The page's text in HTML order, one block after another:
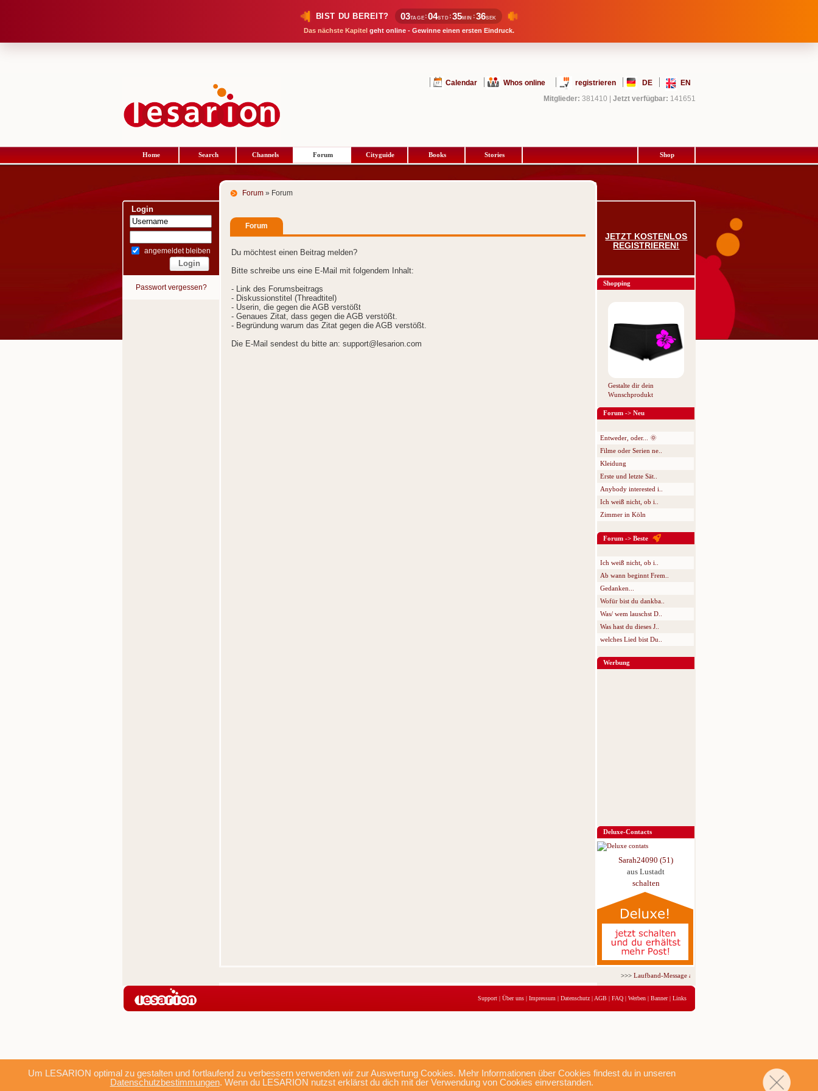
BIST DU BEREIT? 03TAGE :04STD :35MIN :36SEK
Das nächste Kapitel geht online - Gewinne einen ersten Eindruck.
Um LESARION optimal zu gestalten und fortlaufend zu verbessern verwenden wir zur Auswertung Cookies. Mehr Informationen über Cookies findest du in unseren
Datenschutzbestimmungen. Wenn du LESARION nutzst erklärst du dich mit der Verwendung von Cookies einverstanden.
Calendar Whos online registrieren DE
EN
Mitglieder: 381410 Jetzt verfügbar: 141651
Home Search Channels Forum Cityguide Books Stories Shop
Login
angemeldet bleiben
Passwort vergessen?
Forum » Forum
Forum
Du möchtest einen Beitrag melden?
Bitte schreibe uns eine E-Mail mit folgendem Inhalt:
- Link des Forumsbeitrags
- Diskussionstitel (Threadtitel)
- Userin, die gegen die AGB verstößt
- Genaues Zitat, dass gegen die AGB verstößt.
- Begründung warum das Zitat gegen die AGB verstößt.
Die E-Mail sendest du bitte an: support@lesarion.com
JETZT KOSTENLOS
REGISTRIEREN!
Shopping
Gestalte dir dein
Wunschprodukt
Forum -> Neu
Entweder, oder... 🌞
Filme oder Serien ne..
Kleidung
Erste und letzte Sät..
Anybody interested i..
Ich weiß nicht, ob i..
Zimmer in Köln
Forum -> Beste
Ich weiß nicht, ob i..
Ab wann beginnt Frem..
Gedanken...
Wofür bist du dankba..
Was/ wem lauschst D..
Was hast du dieses J..
welches Lied bist Du..
Werbung
Deluxe-Contacts
Sarah24090 (51)
aus Lustadt
schalten
>>>Laufband-Message ab nur 5,95 € für 3 Tage!
Support | Über uns | Impressum | Datenschutz | AGB | FAQ | Werben | Banner| Links